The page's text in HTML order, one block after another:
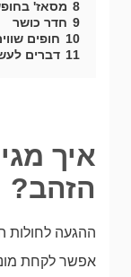
8 מסאז'
9 חדר כושר
10 חופים
11 דברים
איך
הזהב?
ההגעה לחולות
אפשר לקחת